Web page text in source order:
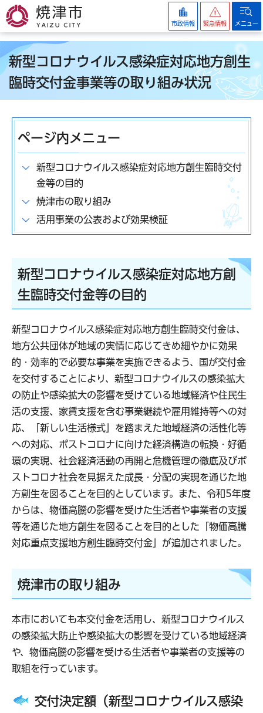
焼津市
市政情報 緊急情報 メニュー
新型コロナウイルス感染症対応地方創生
臨時交付金事業等の取り組み状況
ページ内メニュー
新型コロナウイルス感染症対応地方創生臨時交付
金等の目的
焼津市の取り組み
活用事業の公表および効果検証
新型コロナウイルス感染症対応地方創
生臨時交付金等の目的
新型コロナウイルス感染症対応地方創生臨時交付金は、
地方公共団体が地域の実情に応じてきめ細やかに効果
的・効率的で必要な事業を実施できるよう、国が交付金
を交付することにより、新型コロナウイルスの感染拡大
の防止や感染拡大の影響を受けている地域経済や住民生
活の支援、家賃支援を含む事業継続や雇用維持等への対
応、「新しい生活様式」を踏まえた地域経済の活性化等
への対応、ポストコロナに向けた経済構造の転換・好循
環の実現、社会経済活動の再開と危機管理の徹底及びポ
ストコロナ社会を見据えた成長・分配の実現を通じた地
方創生を図ることを目的としています。また、令和5年度
からは、物価高騰の影響を受けた生活者や事業者の支援
等を通じた地方創生を図ることを目的とした「物価高騰
対応重点支援地方創生臨時交付金」が追加されました。
焼津市の取り組み
本市においても本交付金を活用し、新型コロナウイルス
の感染拡大防止や感染拡大の影響を受けている地域経済
や、物価高騰の影響を受ける生活者や事業者の支援等の
取組を行っています。
交付決定額（新型コロナウイルス感染